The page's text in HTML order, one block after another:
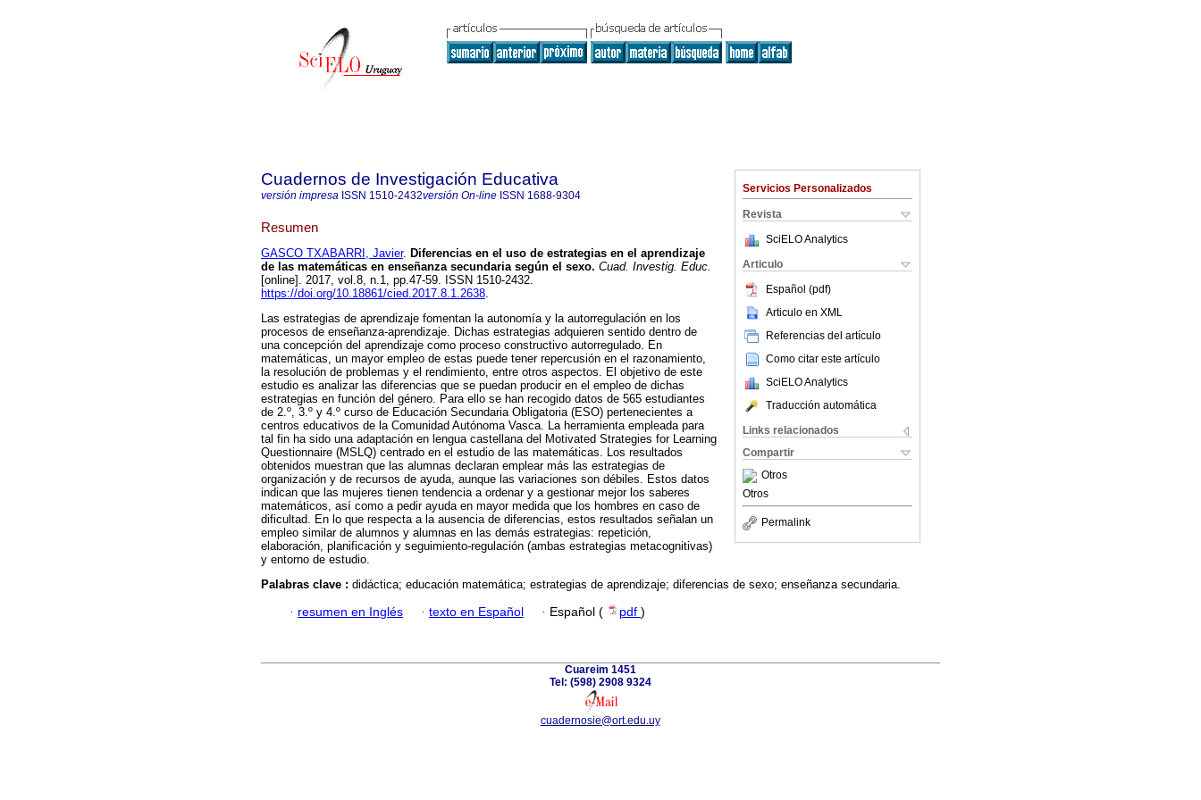
Servicios Personalizados
Revista
SciELO Analytics
Articulo
Español (pdf)
Articulo en XML
Referencias del artículo
Como citar este artículo
SciELO Analytics
Traducción automática
Links relacionados
Compartir
Otros
Otros
Permalink
Cuadernos de Investigación Educativa
versión impresa ISSN 1510-2432versión On-line ISSN 1688-9304
Resumen
GASCO TXABARRI, Javier. Diferencias en el uso de estrategias en el aprendizaje
de las matemáticas en enseñanza secundaria según el sexo. Cuad. Investig. Educ.
[online]. 2017, vol.8, n.1, pp.47-59. ISSN 1510-2432.
https://doi.org/10.18861/cied.2017.8.1.2638.
Las estrategias de aprendizaje fomentan la autonomía y la autorregulación en los
procesos de enseñanza-aprendizaje. Dichas estrategias adquieren sentido dentro de
una concepción del aprendizaje como proceso constructivo autorregulado. En
matemáticas, un mayor empleo de estas puede tener repercusión en el razonamiento,
la resolución de problemas y el rendimiento, entre otros aspectos. El objetivo de este
estudio es analizar las diferencias que se puedan producir en el empleo de dichas
estrategias en función del género. Para ello se han recogido datos de 565 estudiantes
de 2.º, 3.º y 4.º curso de Educación Secundaria Obligatoria (ESO) pertenecientes a
centros educativos de la Comunidad Autónoma Vasca. La herramienta empleada para
tal fin ha sido una adaptación en lengua castellana del Motivated Strategies for Learning
Questionnaire (MSLQ) centrado en el estudio de las matemáticas. Los resultados
obtenidos muestran que las alumnas declaran emplear más las estrategias de
organización y de recursos de ayuda, aunque las variaciones son débiles. Estos datos
indican que las mujeres tienen tendencia a ordenar y a gestionar mejor los saberes
matemáticos, así como a pedir ayuda en mayor medida que los hombres en caso de
dificultad. En lo que respecta a la ausencia de diferencias, estos resultados señalan un
empleo similar de alumnos y alumnas en las demás estrategias: repetición,
elaboración, planificación y seguimiento-regulación (ambas estrategias metacognitivas)
y entorno de estudio.
Palabras clave : didáctica; educación matemática; estrategias de aprendizaje; diferencias de sexo; enseñanza secundaria.
· resumen en Inglés · texto en Español · Español ( pdf )
Cuareim 1451
Tel: (598) 2908 9324
cuadernosie@ort.edu.uy